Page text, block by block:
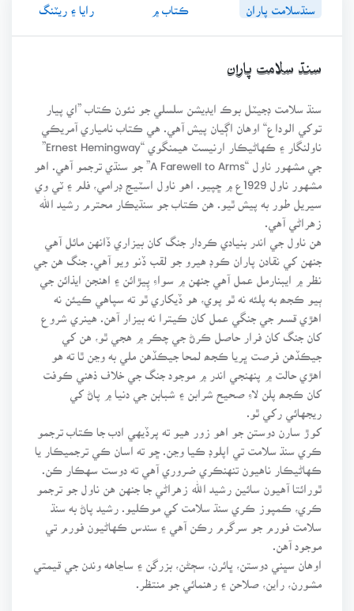
سنڌسلامت پاران ڪتاب ۾ رايا ۽ ريٽنگ
سنڌ سلامت پاران
سنڌ سلامت ڊجيٽل بوڪ ايڊيشن سلسلي جو نئون ڪتاب ”اي پيار
توکي الوداع“ اوهان اڳيان پيش آهي. هي ڪتاب نامياري آمريڪي
ناولنگار ۽ ڪهاڻيڪار ارنيسٽ هيمنگوي “Ernest Hemingway”
جي مشهور ناول “A Farewell to Arms” جو سنڌي ترجمو آهي. اهو
مشهور ناول 1929ع ۾ ڇپيو. اهو ناول اسٽيج ڊرامي، فلم ۽ ٽي وي
سيريل طور به پيش ٿيو. هن ڪتاب جو سنڌيڪار محترم رشيد الله
زهراڻي آهي.
هن ناول جي اندر بنيادي ڪردار جنگ کان بيزاري ڏانهن مائل آهي
جنهن کي نقادن پاران ڪوڊ هيرو جو لقب ڏنو ويو آهي. جنگ هن جي
نظر ۾ ايبنارمل عمل آهي جنهن ۾ سواءِ پِيڙائن ۽ اهنجن ايذائن جي
ٻيو ڪجھ به پلئه نه ٿو پوي، هو ڏيکاري ٿو ته سپاهي ڪيئن نه
اهڙي قسم جي جنگي عمل کان ڪيترا نه بيزار آهن. هينري شروع
کان جنگ کان فرار حاصل ڪرڻ جي چڪر ۾ هجي ٿو، هن کي
جيڪڏهن فرصت ڀريا ڪجھ لمحا جيڪڏهن ملي به وڃن ٿا ته هو
اهڙي حالت ۾ پنهنجي اندر ۾ موجود جنگ جي خلاف ذهني ڪوفت
کان ڪجھ پلن لاءِ صحيح شرابن ۽ شبابن جي دنيا ۾ پاڻ کي
ريجهائي رکي ٿو.
کوڙ سارن دوستن جو اهو زور هيو ته پرڏيهي ادب جا ڪتاب ترجمو
ڪري سنڌ سلامت تي اپلوڊ ڪيا وڃن. ڇو ته اسان ڪي ترجميڪار يا
ڪهاڻيڪار ناهيون تنهنڪري ضروري آهي ته دوست سهڪار ڪن.
ٿورائتا آهيون سائين رشيد الله زهراڻي جا جنهن هن ناول جو ترجمو
ڪري، ڪمپوز ڪري سنڌ سلامت کي موڪليو. رشيد پاڻ به سنڌ
سلامت فورم جو سرگرم رڪن آهي ۽ سندس ڪهاڻيون فورم تي
موجود آهن.
اوهان سڀني دوستن، ڀائرن، سڄڻن، بزرگن ۽ ساڃاهه وندن جي قيمتي
مشورن، راين، صلاحن ۽ رهنمائي جو منتظر.